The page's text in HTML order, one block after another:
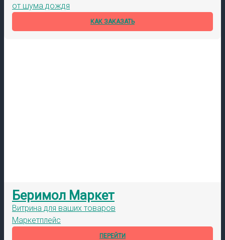
от шума дождя
КАК ЗАКАЗАТЬ
Беримол Маркет
Витрина для ваших товаров
Маркетплейс
ПЕРЕЙТИ